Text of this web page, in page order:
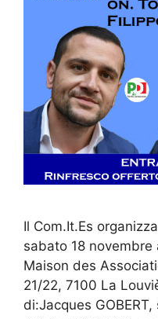
Il Com.It.Es
sabato 18 novembre
Maison des
21/22, 7100 La
di:Jacques